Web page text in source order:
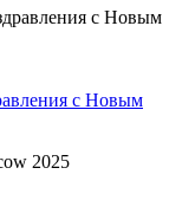
с Новым